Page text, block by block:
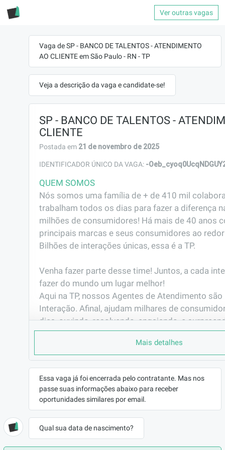
Ver outras vagas
Vaga de SP - BANCO DE TALENTOS - ATENDIMENTO
AO CLIENTE em São Paulo - RN - TP
Veja a descrição da vaga e candidate-se!
SP - BANCO DE TALENTOS -
CLIENTE
Postada em 21 de novembro de 2025
IDENTIFICADOR ÚNICO DA VAGA: -
QUEM SOMOS
Nós somos uma família de + de 410 mil
trabalham todos os dias para fazer a diferença
milhões de consumidores! Há mais de 40 anos
principais marcas e seus consumidores ao
Bilhões de interações únicas, essa é a TP.
Venha fazer parte desse time! Juntos, a cada
fazer do mundo um lugar melhor!
Aqui na TP, nossos Agentes de Atendimento
Interação. Afinal, ajudam milhares de
dias, ouvindo, resolvendo, engajando, e
interação.
PORQUE TRABALHAR AQUI
Você já pensou em fazer parte de uma das
do mundo?
Já pensou em representar grandes marcas de
seguimentos e muitas delas são as que mais
mercado? Gosta de  tecnologia e inovação?
E ainda ter plano de carreira com possibilidade
antes mesmo de completar 6 meses de
Mais detalhes
Essa vaga já foi encerrada pelo contratante. Mas nos
passe suas informações abaixo para receber
oportunidades similares por email.
Qual sua data de nascimento?